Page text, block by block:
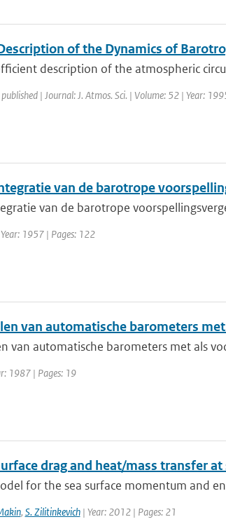
of the Dynamics of
description of the atmospheric
| Journal: J. Atmos. Sci. | Volume: 52 | Year:
van de barotrope
van de barotrope
1957 | Pages: 122
van automatische barometers
van automatische barometers met als
1987 | Pages: 19
drag and heat/mass transfer
for the sea surface momentum and
, S. Zilitinkevich| Year: 2012 | Pages: 21